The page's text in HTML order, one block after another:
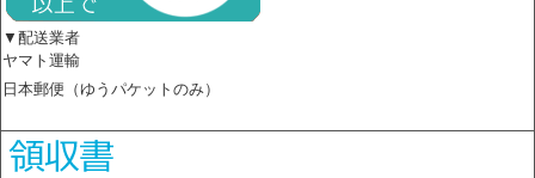
▼配送業者
ヤマト運輸
日本郵便（ゆうパケットのみ）